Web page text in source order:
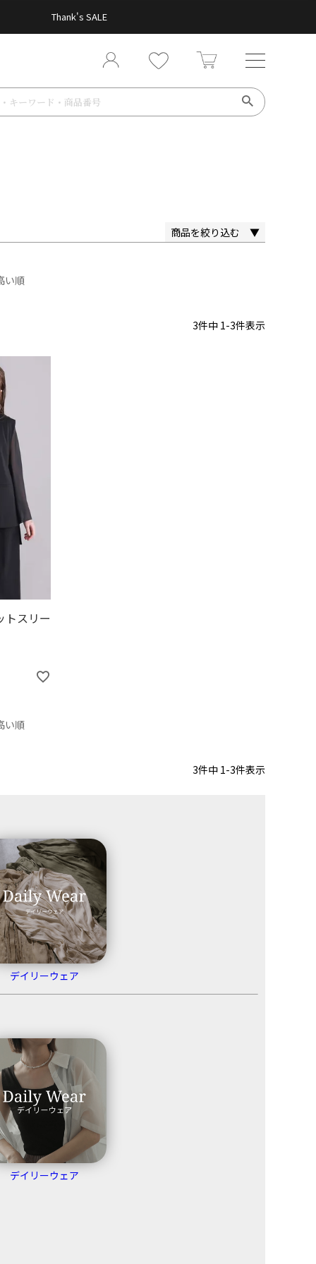
Thank's SALE
商品を絞り込む ▼
が安い順
ット順
い順
3件中 1-3件表示
トスリー
い順
3件中 1-3件表示
デイリーウェア
デイリーウェア